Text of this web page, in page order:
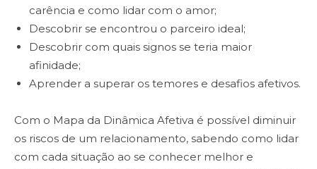
carência e como lidar com o amor;
Descobrir se encontrou o parceiro ideal;
Descobrir com quais signos se teria maior
afinidade;
Aprender a superar os temores e desafios afetivos.
Com o Mapa da Dinâmica Afetiva é possível diminuir
os riscos de um relacionamento, sabendo como lidar
com cada situação ao se conhecer melhor e